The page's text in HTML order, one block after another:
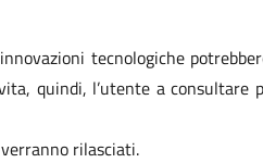
tecnologiche
quindi, l’utente a consultare
rilasciati.